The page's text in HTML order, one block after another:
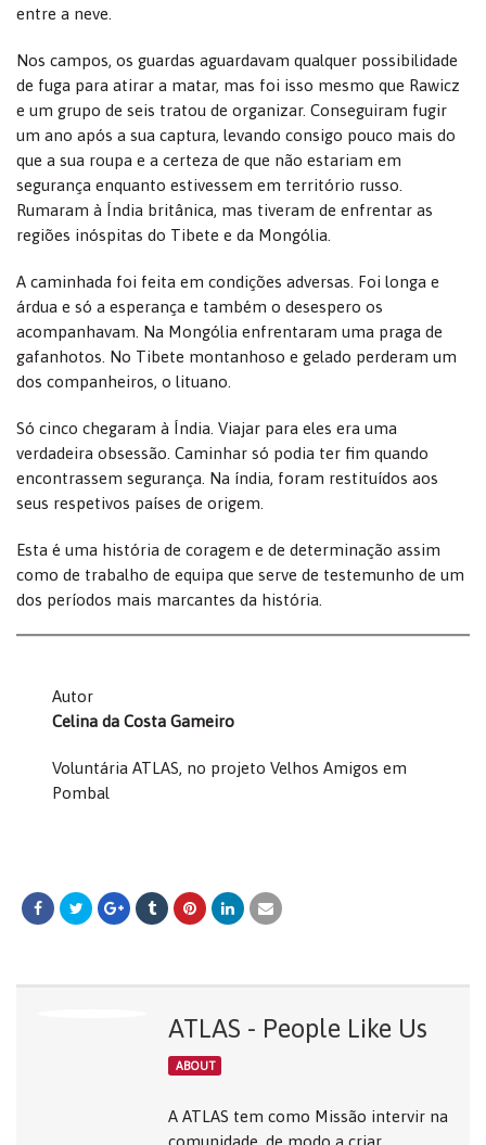
entre a neve.
Nos campos, os guardas aguardavam qualquer possibilidade
de fuga para atirar a matar, mas foi isso mesmo que Rawicz
e um grupo de seis tratou de organizar. Conseguiram fugir
um ano após a sua captura, levando consigo pouco mais do
que a sua roupa e a certeza de que não estariam em
segurança enquanto estivessem em território russo.
Rumaram à Índia britânica, mas tiveram de enfrentar as
regiões inóspitas do Tibete e da Mongólia.
A caminhada foi feita em condições adversas. Foi longa e
árdua e só a esperança e também o desespero os
acompanhavam. Na Mongólia enfrentaram uma praga de
gafanhotos. No Tibete montanhoso e gelado perderam um
dos companheiros, o lituano.
Só cinco chegaram à Índia. Viajar para eles era uma
verdadeira obsessão. Caminhar só podia ter fim quando
encontrassem segurança. Na índia, foram restituídos aos
seus respetivos países de origem.
Esta é uma história de coragem e de determinação assim
como de trabalho de equipa que serve de testemunho de um
dos períodos mais marcantes da história.
Autor
Celina da Costa Gameiro
Voluntária ATLAS, no projeto Velhos Amigos em
Pombal
ATLAS - People Like Us
ABOUT
A ATLAS tem como Missão intervir na
comunidade, de modo a criar